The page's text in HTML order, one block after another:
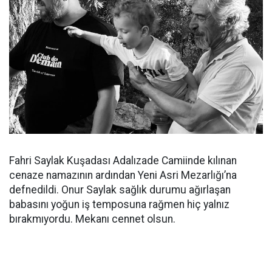
Fahri Saylak Kuşadası Adalızade Camiinde kılınan
cenaze namazının ardından Yeni Asri Mezarlığı’na
defnedildi. Onur Saylak sağlık durumu ağırlaşan
babasını yoğun iş temposuna rağmen hiç yalnız
bırakmıyordu. Mekanı cennet olsun.